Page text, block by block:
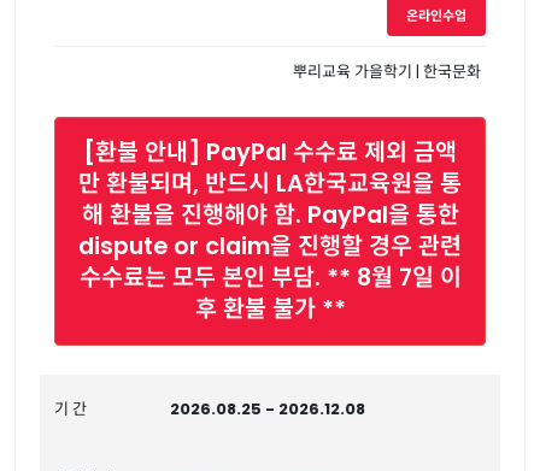
온라인수업
뿌리교육 가을학기 | 한국문화
[환불 안내] PayPal 수수료 제외 금액
만 환불되며, 반드시 LA한국교육원을 통
해 환불을 진행해야 함. PayPal을 통한
dispute or claim을 진행할 경우 관련
수수료는 모두 본인 부담. ** 8월 7일 이
후 환불 불가 **
기 간 2026.08.25 - 2026.12.08